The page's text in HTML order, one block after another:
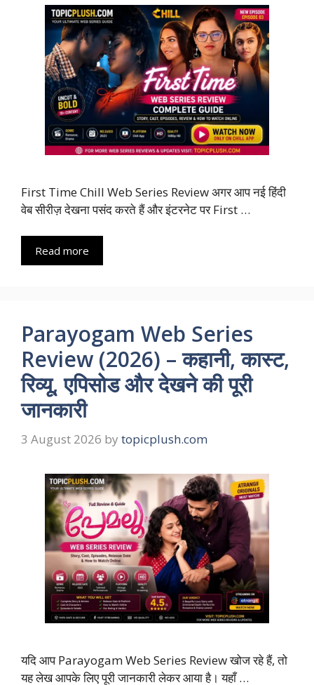
First Time Chill Web Series Review अगर आप नई हिंदी
वेब सीरीज़ देखना पसंद करते हैं और इंटरनेट पर First …
Read more
Parayogam Web Series
Review (2026) – कहानी, कास्ट,
रिव्यू, एपिसोड और देखने की पूरी
जानकारी
3 August 2026 by topicplush.com
यदि आप Parayogam Web Series Review खोज रहे हैं, तो
यह लेख आपके लिए पूरी जानकारी लेकर आया है। यहाँ …